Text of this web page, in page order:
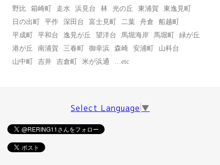
野比
箱崎町 走水 浜見台 林 光の丘 東浦賀
東逸見町
日の出町
平作 深田台 富士見町 二葉 舟倉
船越町
平成町
平和台 逸見が丘 望洋台 馬堀海岸 馬堀町
緑が丘
港が丘
南浦賀 三春町 御幸浜 森崎 安浦町
山科台
山中町
吉井 吉倉町 米が浜通 …etc
Select Language ▼